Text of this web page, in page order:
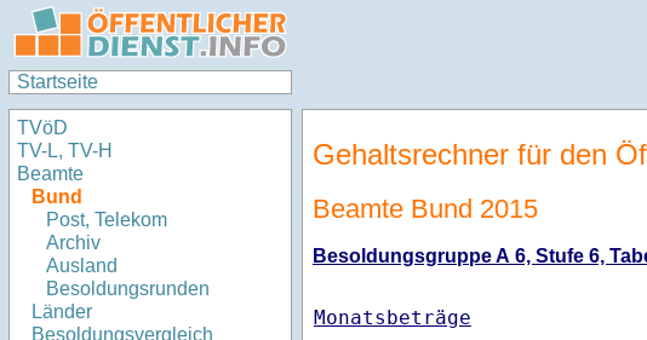
Startseite
TVöD
TV-L, TV-H
Beamte
Bund
Post, Telekom
Archiv
Ausland
Besoldungsrunden
Länder
Besoldungsvergleich
Gehaltsrechner für den
Beamte Bund 2015
Besoldungsgruppe A 6, Stufe 6,
Monatsbeträge